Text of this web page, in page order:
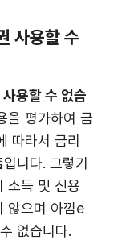
사용할 수
용할 수 없습
을 평가하여 금
따라서 금리
니다. 그렇기
소득 및 신용
않으며 아낌e
없습니다.